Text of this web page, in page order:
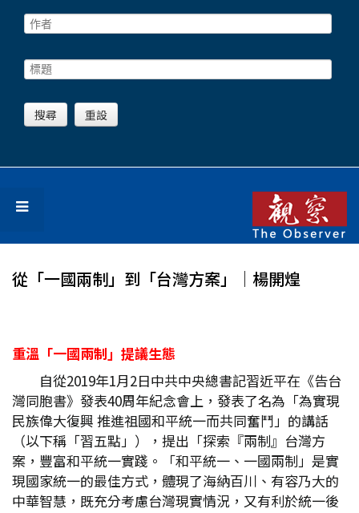
從「一國兩制」到「台灣方案」│楊開煌
重溫「一國兩制」提議生態
自從2019年1月2日中共中央總書記習近平在《告台
灣同胞書》發表40周年紀念會上，發表了名為「為實現
民族偉大復興 推進祖國和平統一而共同奮鬥」的講話
（以下稱「習五點」），提出「探索『兩制』台灣方
案，豐富和平統一實踐。「和平統一、一國兩制」是實
現國家統一的最佳方式，體現了海納百川、有容乃大的
中華智慧，既充分考慮台灣現實情況，又有利於統一後